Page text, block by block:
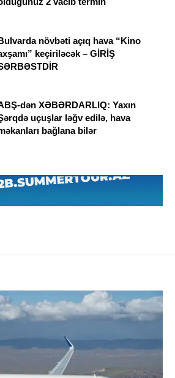
növbəti açıq hava “Kino
keçiriləcək – GİRİŞ
dən XƏBƏRDARLIQ: Yaxın
uçuşlar ləğv edilə, hava
bağlana bilər